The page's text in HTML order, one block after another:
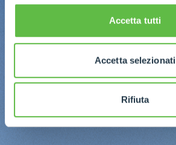
Accetta tutti
Accetta selezionati
Rifiuta